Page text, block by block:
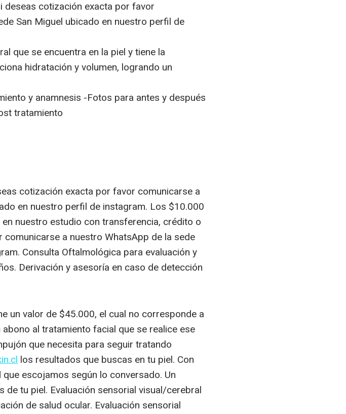
deseas cotización exacta por favor
San Miguel ubicado en nuestro perfil de
que se encuentra en la piel y tiene la
hidratación y volumen, logrando un
y anamnesis -Fotos para antes y después
tratamiento
cotización exacta por favor comunicarse a
en nuestro perfil de instagram. Los $10.000
nuestro estudio con transferencia, crédito o
a nuestro WhatsApp de la sede
Consulta Oftalmológica para evaluación y
Derivación y asesoría en caso de detección
un valor de $45.000, el cual no corresponde a
al tratamiento facial que se realice ese
que necesita para seguir tratando
los resultados que buscas en tu piel. Con
escojamos según lo conversado. Un
tu piel. Evaluación sensorial visual/cerebral
de salud ocular. Evaluación sensorial